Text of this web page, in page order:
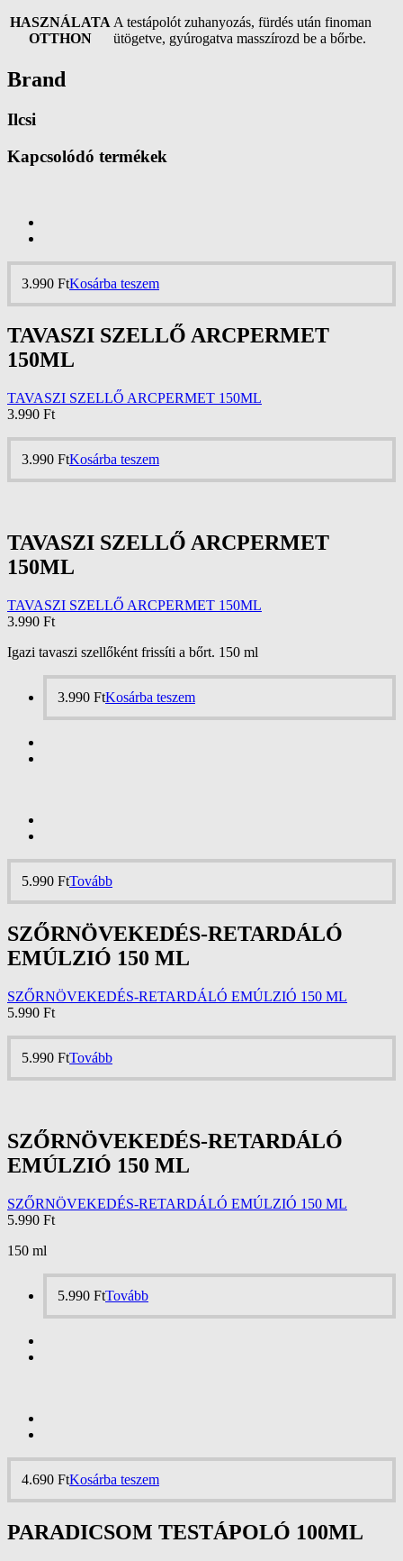
HASZNÁLATA
OTTHON
A testápolót zuhanyozás, fürdés után finoman
ütögetve, gyúrogatva masszírozd be a bőrbe.
Brand
Ilcsi
Kapcsolódó termékek
3.990 FtKosárba teszem
TAVASZI SZELLŐ ARCPERMET
150ML
TAVASZI SZELLŐ ARCPERMET 150ML
3.990 Ft
3.990 FtKosárba teszem
TAVASZI SZELLŐ ARCPERMET
150ML
TAVASZI SZELLŐ ARCPERMET 150ML
3.990 Ft
Igazi tavaszi szellőként frissíti a bőrt. 150 ml
3.990 FtKosárba teszem
5.990 FtTovább
SZŐRNÖVEKEDÉS-RETARDÁLÓ
EMÚLZIÓ 150 ML
SZŐRNÖVEKEDÉS-RETARDÁLÓ EMÚLZIÓ 150 ML
5.990 Ft
5.990 FtTovább
SZŐRNÖVEKEDÉS-RETARDÁLÓ
EMÚLZIÓ 150 ML
SZŐRNÖVEKEDÉS-RETARDÁLÓ EMÚLZIÓ 150 ML
5.990 Ft
150 ml
5.990 FtTovább
4.690 FtKosárba teszem
PARADICSOM TESTÁPOLÓ 100ML